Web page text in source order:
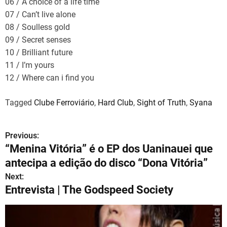
07 / Can’t live alone
08 / Soulless gold
09 / Secret senses
10 / Brilliant future
11 / I’m yours
12 / Where can i find you
Tagged Clube Ferroviário, Hard Club, Sight of Truth, Syana
N
a
v
e
Previous:
“Menina Vitória” é o EP dos Uaninauei que
antecipa a edição do disco “Dona Vitória”
Next:
Entrevista | The Godspeed Society